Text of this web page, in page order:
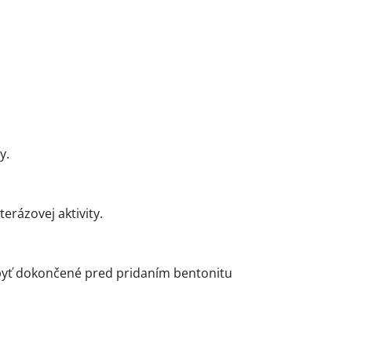
aktivity.
dokončené pred pridaním bentonitu